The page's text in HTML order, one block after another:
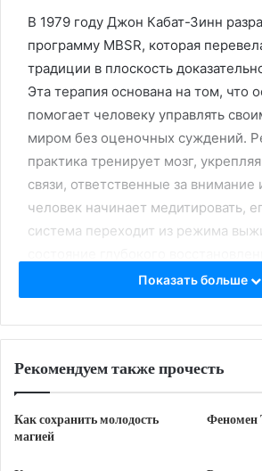
В 1979 году Джон Кабат-Зинн
программу MBSR, которая
традиции в плоскость
Эта терапия основана на том, что
помогает человеку управлять
миром без оценочных суждений.
практика тренирует мозг,
связи, ответственные за внимание
человек начинает медитировать,
система переходит из режима
Исследования подтверждают, что
моменте здесь и сейчас снижает
кортизол, что напрямую влияет на
физических ощущений позволяют
стресс на ранних стадиях. В
здоровье, нормализуется сон, а
депрессия отступают, освобождая
Показать больше
Рекомендуем также прочесть
Как сохранить молодость
магией